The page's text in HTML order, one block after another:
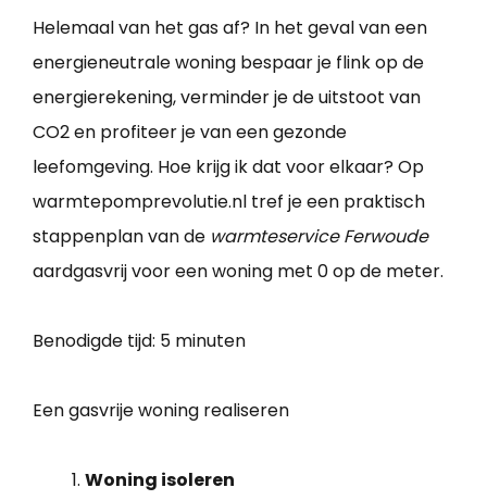
Helemaal van het gas af? In het geval van een
energieneutrale woning bespaar je flink op de
energierekening, verminder je de uitstoot van
CO2 en profiteer je van een gezonde
leefomgeving. Hoe krijg ik dat voor elkaar? Op
warmtepomprevolutie.nl tref je een praktisch
stappenplan van de warmteservice Ferwoude
aardgasvrij voor een woning met 0 op de meter.
Benodigde tijd: 5 minuten
Een gasvrije woning realiseren
Woning isoleren